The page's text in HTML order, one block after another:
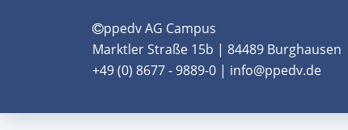
ppedv AG Campus
Marktler Straße 15b | 84489 Burghausen
+49 (0) 8677 - 9889-0 | info@ppedv.de